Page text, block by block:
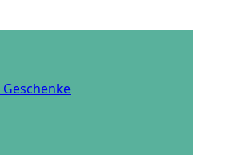
Geschenke